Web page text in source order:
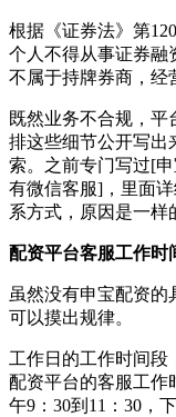
根据《证券法》第
个人不得从事证券融
不属于持牌券商，经
既然业务不合规，
排这些细节公开写出
索。之前专门写过[
有微信客服]，里面
系方式，原因是一样
配资平台客服工作时
虽然没有申宝配资的
可以摸出规律。
工作日的工作时间段
配资平台的客服工作
午9：30到11：30，